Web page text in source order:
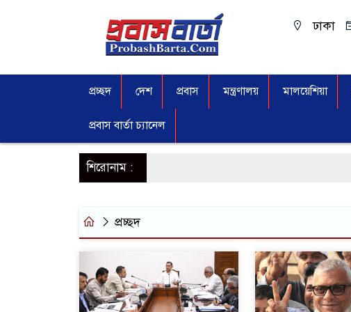
ঢাকা
প্রচ্ছদ দেশ প্রবাস মন্ত্রণালয় মালয়েশিয়া
প্রবাস বার্তা চ্যানেল
শিরোনাম :
প্রচ্ছদ